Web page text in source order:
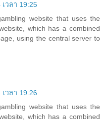
วลา 19:25
website that uses the
which has a combined
using the central server to
วลา 19:26
website that uses the
which has a combined